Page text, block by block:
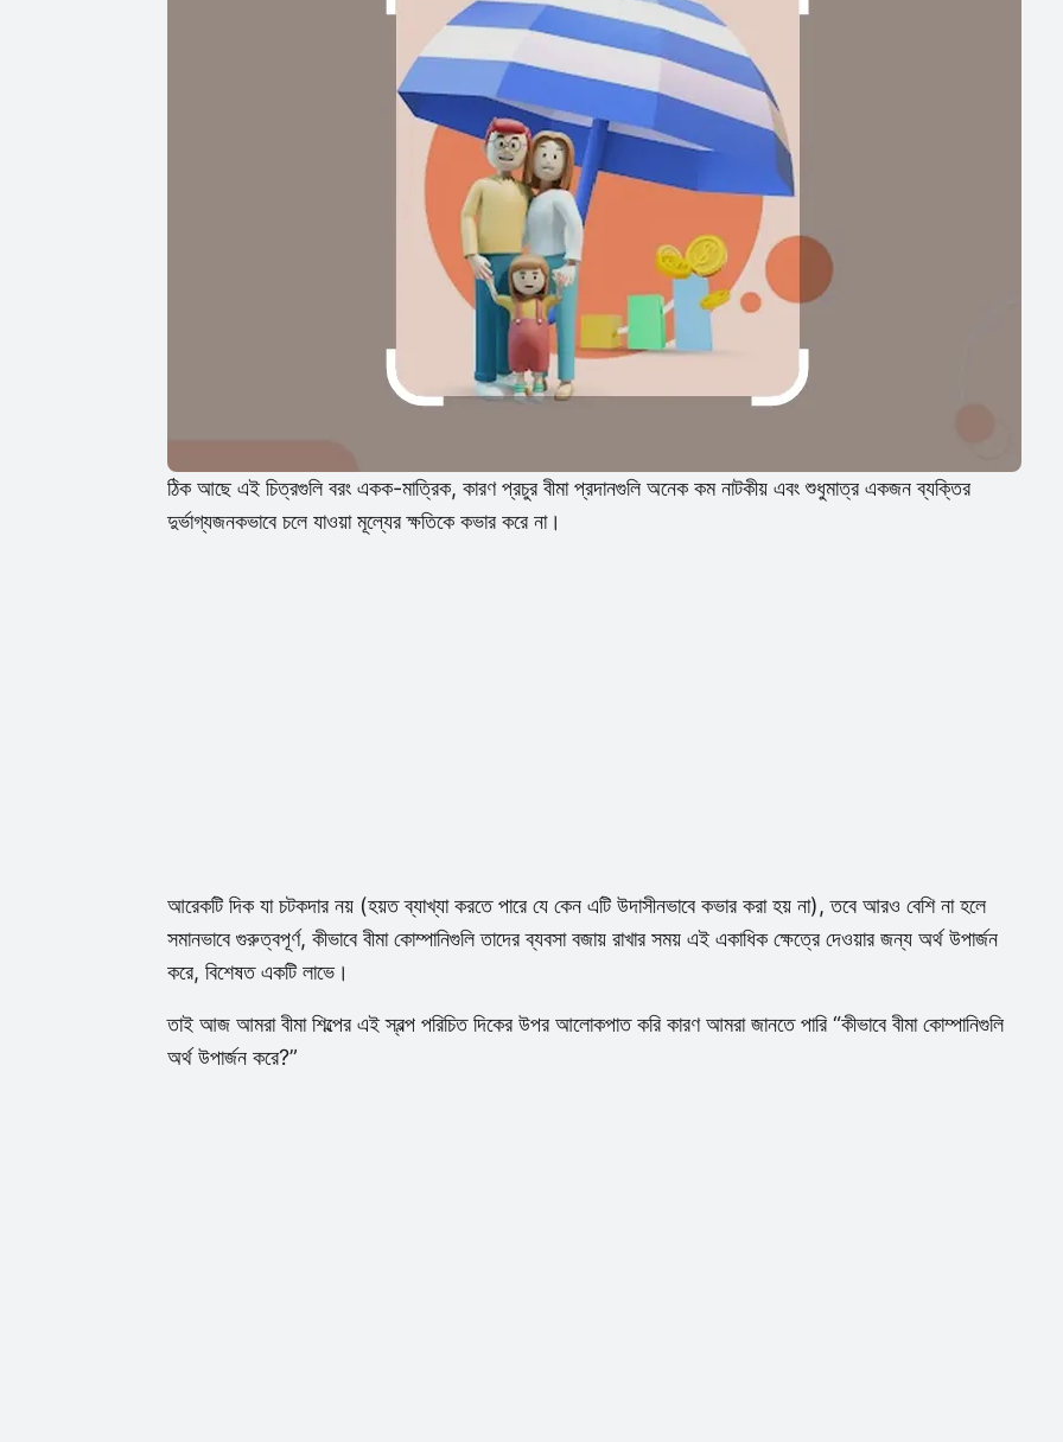
ঠিক আছে এই চিত্রগুলি বরং একক-মাত্রিক, কারণ প্রচুর বীমা প্রদানগুলি অনেক কম নাটকীয় এবং শুধুমাত্র একজন ব্যক্তির
দুর্ভাগ্যজনকভাবে চলে যাওয়া মূল্যের ক্ষতিকে কভার করে না।
আরেকটি দিক যা চটকদার নয় (হয়ত ব্যাখ্যা করতে পারে যে কেন এটি উদাসীনভাবে কভার করা হয় না), তবে আরও বেশি না হলে
সমানভাবে গুরুত্বপূর্ণ, কীভাবে বীমা কোম্পানিগুলি তাদের ব্যবসা বজায় রাখার সময় এই একাধিক ক্ষেত্রে দেওয়ার জন্য অর্থ উপার্জন
করে, বিশেষত একটি লাভে।
তাই আজ আমরা বীমা শিল্পের এই স্বল্প পরিচিত দিকের উপর আলোকপাত করি কারণ আমরা জানতে পারি “কীভাবে বীমা কোম্পানিগুলি
অর্থ উপার্জন করে?”